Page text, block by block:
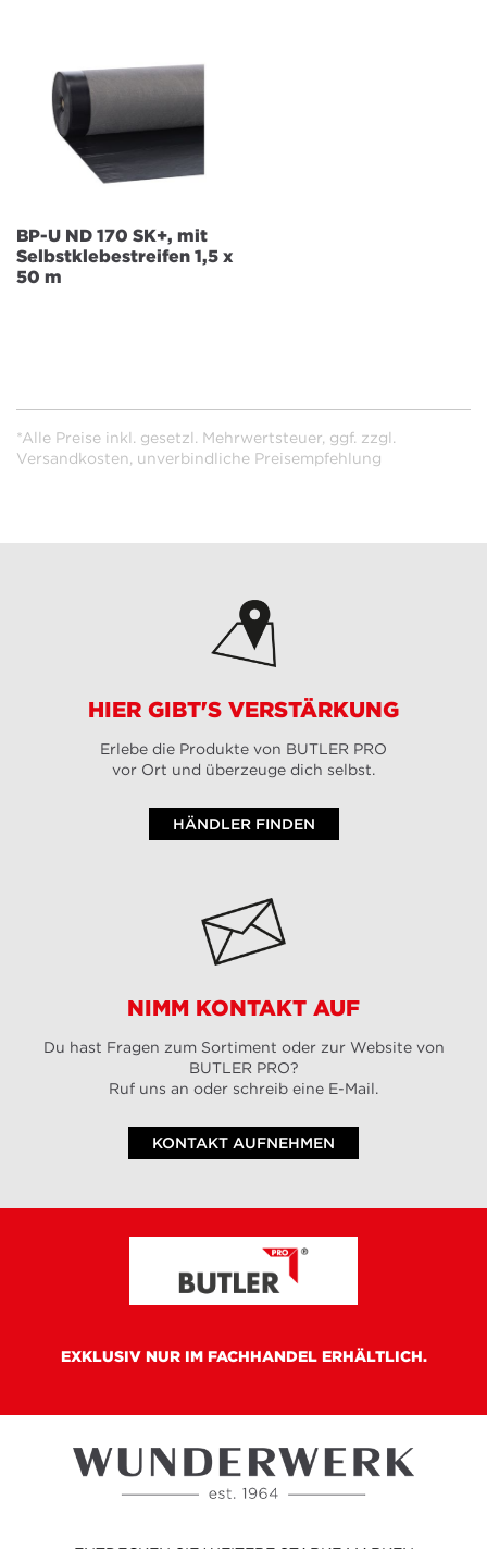
BP-U ND 170 SK+, mit
Selbstklebestreifen 1,5 x
50 m
*Alle Preise inkl. gesetzl. Mehrwertsteuer, ggf. zzgl.
Versandkosten, unverbindliche Preisempfehlung
HIER GIBT'S VERSTÄRKUNG
Erlebe die Produkte von BUTLER PRO
vor Ort und überzeuge dich selbst.
HÄNDLER FINDEN
NIMM KONTAKT AUF
Du hast Fragen zum Sortiment oder zur Website von
BUTLER PRO?
Ruf uns an oder schreib eine E-Mail.
KONTAKT AUFNEHMEN
EXKLUSIV NUR IM FACHHANDEL ERHÄLTLICH.